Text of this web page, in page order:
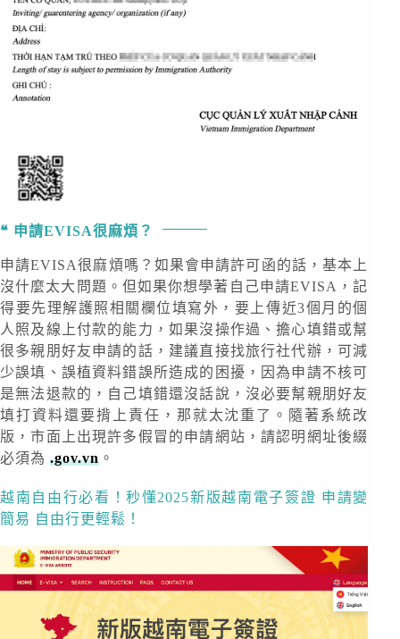
申請EVISA很麻煩？
申請EVISA很麻煩嗎？如果會申請許可函的話，基本上
沒什麼太大問題。但如果你想學著自己申請EVISA，記
得要先理解護照相關欄位填寫外，要上傳近3個月的個
人照及線上付款的能力，如果沒操作過、擔心填錯或幫
很多親朋好友申請的話，建議直接找旅行社代辦，可減
少誤填、誤植資料錯誤所造成的困擾，因為申請不核可
是無法退款的，自己填錯還沒話說，沒必要幫親朋好友
填打資料還要揹上責任，那就太沈重了。隨著系統改
版，市面上出現許多假冒的申請網站，請認明網址後綴
必須為 .gov.vn 。
越南自由行必看！秒懂2025新版越南電子簽證 申請變
簡易 自由行更輕鬆！